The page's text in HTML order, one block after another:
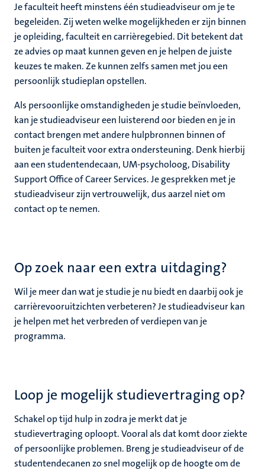
Je faculteit heeft minstens één studieadviseur om je te
begeleiden. Zij weten welke mogelijkheden er zijn binnen
je opleiding, faculteit en carrièregebied. Dit betekent dat
ze advies op maat kunnen geven en je helpen de juiste
keuzes te maken. Ze kunnen zelfs samen met jou een
persoonlijk studieplan opstellen.
Als persoonlijke omstandigheden je studie beïnvloeden,
kan je studieadviseur een luisterend oor bieden en je in
contact brengen met andere hulpbronnen binnen of
buiten je faculteit voor extra ondersteuning. Denk hierbij
aan een studentendecaan, UM-psycholoog, Disability
Support Office of Career Services. Je gesprekken met je
studieadviseur zijn vertrouwelijk, dus aarzel niet om
contact op te nemen.
Op zoek naar een extra uitdaging?
Wil je meer dan wat je studie je nu biedt en daarbij ook je
carrièrevooruitzichten verbeteren? Je studieadviseur kan
je helpen met het verbreden of verdiepen van je
programma.
Loop je mogelijk studievertraging op?
Schakel op tijd hulp in zodra je merkt dat je
studievertraging oploopt. Vooral als dat komt door ziekte
of persoonlijke problemen. Breng je studieadviseur of de
studentendecanen zo snel mogelijk op de hoogte om de